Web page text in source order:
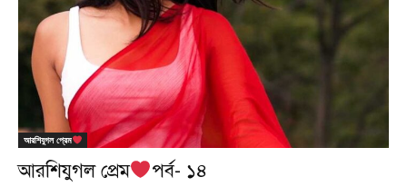
আরশিযুগল প্রেম
আরশিযুগল প্রেম পর্ব- ১৪